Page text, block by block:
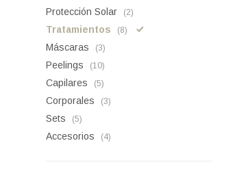
Protección Solar (2)
Tratamientos (8)
Máscaras (3)
Peelings (10)
Capilares (5)
Corporales (3)
Sets (5)
Accesorios (4)